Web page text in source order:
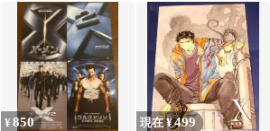
¥850 現在 ¥499